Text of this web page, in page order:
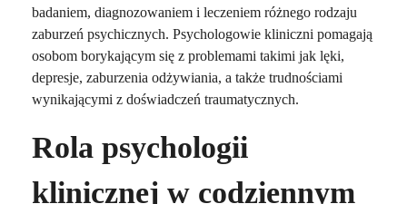
badaniem, diagnozowaniem i leczeniem różnego rodzaju
zaburzeń psychicznych. Psychologowie kliniczni pomagają
osobom borykającym się z problemami takimi jak lęki,
depresje, zaburzenia odżywiania, a także trudnościami
wynikającymi z doświadczeń traumatycznych.
Rola psychologii
klinicznej w codziennym